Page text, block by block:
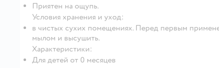
Приятен на ощупь.
Условия хранения и уход:
в чистых сухих помещениях. Перед первым
мылом и высушить.
Характеристики:
Для детей от 0 месяцев